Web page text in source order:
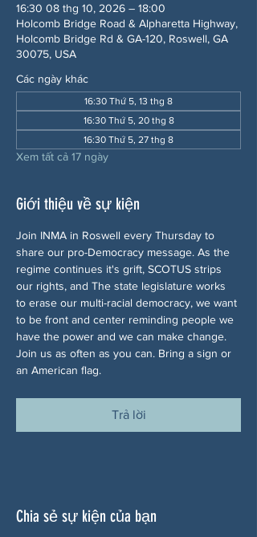
16:30 08 thg 10, 2026 – 18:00
Holcomb Bridge Road & Alpharetta Highway,
Holcomb Bridge Rd & GA-120, Roswell, GA
30075, USA
Các ngày khác
16:30 Thứ 5, 13 thg 8
16:30 Thứ 5, 20 thg 8
16:30 Thứ 5, 27 thg 8
Xem tất cả 17 ngày
Giới thiệu về sự kiện
Join INMA in Roswell every Thursday to
share our pro-Democracy message. As the
regime continues it's grift, SCOTUS strips
our rights, and The state legislature works
to erase our multi-racial democracy, we want
to be front and center reminding people we
have the power and we can make change.
Join us as often as you can. Bring a sign or
an American flag.
Trả lời
Chia sẻ sự kiện của bạn